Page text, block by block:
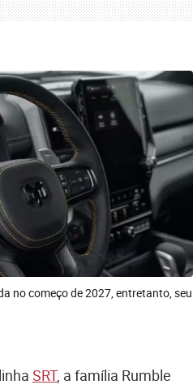
no começo de 2027, entretanto, seu
SRT, a família Rumble